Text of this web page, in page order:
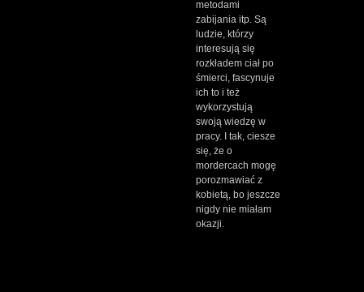
metodami
zabijania itp. Są
ludzie, którzy
interesują się
rozkładem ciał po
śmierci, fascynuje
ich to i też
wykorzystują
swoją wiedzę w
pracy. I tak, ciesze
się, że o
mordercach mogę
porozmawiać z
kobietą, bo jeszcze
nigdy nie miałam
okazji.